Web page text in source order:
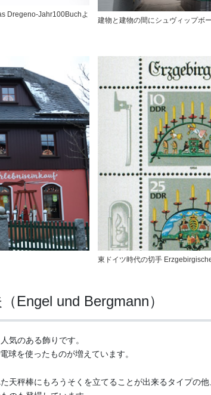
Dregeno-Jahr100Buchよ
建物と建物の間にシュヴィップ
東ドイツ時代の切手
Engel und Bergmann）
気のある飾りです。
球を使ったものが増えています。
天秤棒にもろうそくを立てることが出来るタイプの